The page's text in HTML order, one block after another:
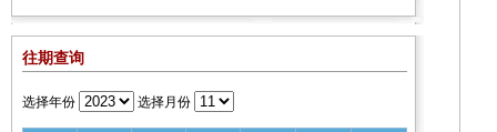
往期查询
选择年份 选择月份